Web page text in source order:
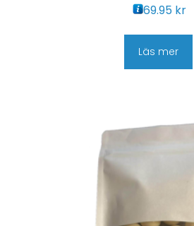
69.95 kr
Läs mer